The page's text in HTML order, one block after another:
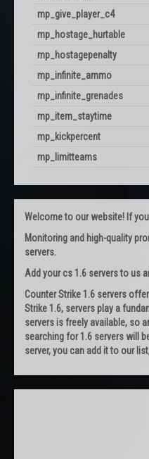
mp_give_player_c4
mp_hostage_hurtable
mp_hostagepenalty
mp_infinite_ammo
mp_infinite_grenades
mp_item_staytime
mp_kickpercent
mp_limitteams
Welcome to our website! If
Monitoring and high-quality
servers.
Add your cs 1.6 servers to us
Counter Strike 1.6 servers
Strike 1.6, servers play a
servers is freely available, so
searching for 1.6 servers will
server, you can add it to our